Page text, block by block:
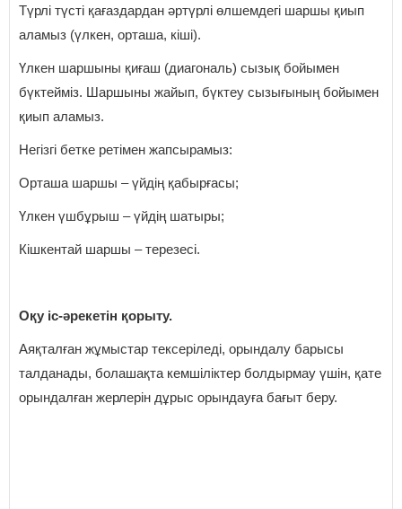
Түрлі түсті қағаздардан әртүрлі өлшемдегі шаршы қиып
аламыз (үлкен, орташа, кіші).
Үлкен шаршыны қиғаш (диагональ) сызық бойымен
бүктейміз. Шаршыны жайып, бүктеу сызығының бойымен
қиып аламыз.
Негізгі бетке ретімен жапсырамыз:
Орташа шаршы – үйдің қабырғасы;
Үлкен үшбұрыш – үйдің шатыры;
Кішкентай шаршы – терезесі.
Оқу іс-әрекетін қорыту.
Аяқталған жұмыстар тексеріледі, орындалу барысы
талданады, болашақта кемшіліктер болдырмау үшін, қате
орындалған жерлерін дұрыс орындауға бағыт беру.